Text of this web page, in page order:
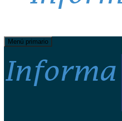
Menú primario